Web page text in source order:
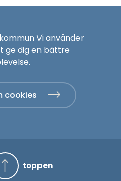
Vi använder
ge dig en bättre
cookies
toppen